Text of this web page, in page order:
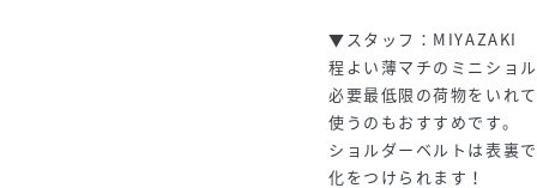
▼スタッフ：MIYAZAKI
程よい薄マチのミニショ
必要最低限の荷物をいれ
使うのもおすすめです。
ショルダーベルトは表裏
化をつけられます！